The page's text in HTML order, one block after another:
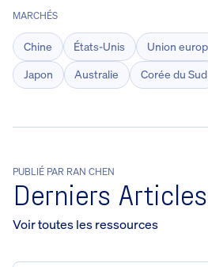
MARCHÉS
Chine États-Unis Union
Japon
Australie Corée du Sud
PUBLIÉ PAR RAN CHEN
Derniers Articles
Voir toutes les ressources